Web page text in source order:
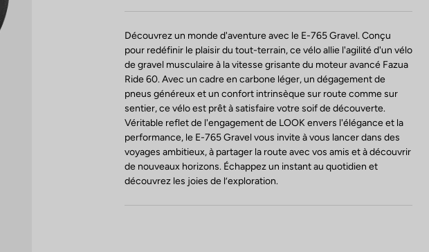
Découvrez un monde d'aventure avec le E-765 Gravel. Conçu
pour redéfinir le plaisir du tout-terrain, ce vélo allie l'agilité d'un vélo
de gravel musculaire à la vitesse grisante du moteur avancé Fazua
Ride 60. Avec un cadre en carbone léger, un dégagement de
pneus généreux et un confort intrinsèque sur route comme sur
sentier, ce vélo est prêt à satisfaire votre soif de découverte.
Véritable reflet de l'engagement de LOOK envers l'élégance et la
performance, le E-765 Gravel vous invite à vous lancer dans des
voyages ambitieux, à partager la route avec vos amis et à découvrir
de nouveaux horizons. Échappez un instant au quotidien et
découvrez les joies de l’exploration.